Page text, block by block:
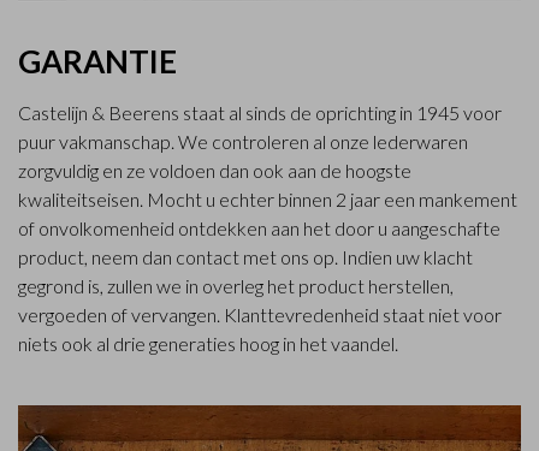
GARANTIE
Castelijn & Beerens staat al sinds de oprichting in 1945 voor
puur vakmanschap. We controleren al onze lederwaren
zorgvuldig en ze voldoen dan ook aan de hoogste
kwaliteitseisen. Mocht u echter binnen 2 jaar een mankement
of onvolkomenheid ontdekken aan het door u aangeschafte
product, neem dan contact met ons op. Indien uw klacht
gegrond is, zullen we in overleg het product herstellen,
vergoeden of vervangen. Klanttevredenheid staat niet voor
niets ook al drie generaties hoog in het vaandel.